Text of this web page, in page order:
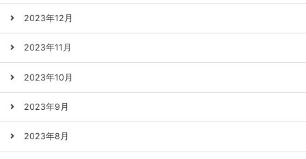
2023年12月
2023年11月
2023年10月
2023年9月
2023年8月